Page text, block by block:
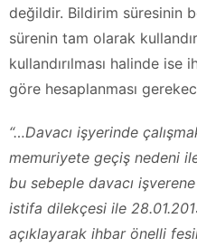
değildir. Bildirim süresinin
sürenin tam olarak
kullandırılması halinde ise
göre hesaplanması
“…Davacı işyerinde
memuriyete geçiş nedeni
bu sebeple davacı
istifa dilekçesi ile
açıklayarak ihbar önelli